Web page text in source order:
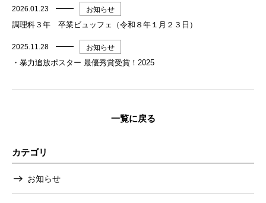
2026.01.23 お知らせ
調理科３年 卒業ビュッフェ（令和８年１月２３日）
2025.11.28 お知らせ
・暴力追放ポスター 最優秀賞受賞！2025
一覧に戻る
カテゴリ
お知らせ